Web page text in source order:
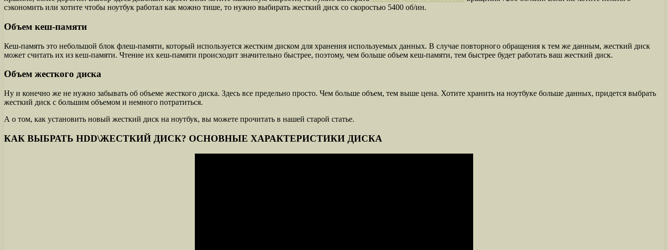
сэкономить или хотите чтобы ноутбук работал как можно тише, то нужно выбирать жесткий диск со скоростью 5400 об/ин.
Объем кеш-памяти
Кеш-память это небольшой блок флеш-памяти, который используется жестким диском для хранения используемых данных. В случае повторного обращения к тем же данным, жесткий диск
может считать их из кеш-памяти. Чтение их кеш-памяти происходит значительно быстрее, поэтому, чем больше объем кеш-памяти, тем быстрее будет работать ваш жесткий диск.
Объем жесткого диска
Ну и конечно же не нужно забывать об объеме жесткого диска. Здесь все предельно просто. Чем больше объем, тем выше цена. Хотите хранить на ноутбуке больше данных, придется выбрать
жесткий диск с большим объемом и немного потратиться.
А о том, как установить новый жесткий диск на ноутбук, вы можете прочитать в нашей старой статье.
КАК ВЫБРАТЬ HDD\ЖЕСТКИЙ ДИСК? ОСНОВНЫЕ ХАРАКТЕРИСТИКИ ДИСКА